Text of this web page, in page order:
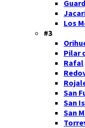
Los
#3
Pilar
Rafal
San
San
San